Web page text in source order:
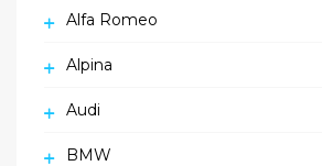
Alfa Romeo
Alpina
Audi
BMW